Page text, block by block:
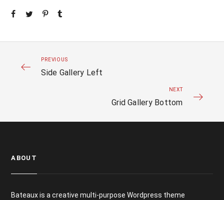
PREVIOUS
Side Gallery Left
NEXT
Grid Gallery Bottom
ABOUT
Bateaux is a creative multi-purpose Wordpress theme